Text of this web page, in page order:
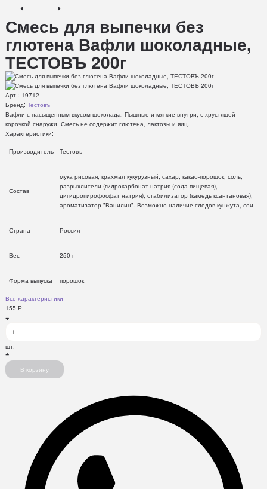
Смесь для выпечки без
глютена Вафли шоколадные,
ТЕСТОВЪ 200г
Арт.: 19712
Бренд: Тестовъ
Вафли с насыщенным вкусом шоколада. Пышные и мягкие внутри, с хрустящей
корочкой снаружи. Смесь не содержит глютена, лактозы и яиц.
Характеристики:
Производитель Тестовъ
Состав
мука рисовая, крахмал кукурузный, сахар, какао-порошок, соль,
разрыхлители (гидрокарбонат натрия (сода пищевая),
дигидропирофосфат натрия), стабилизатор (камедь ксантановая),
ароматизатор "Ванилин". Возможно наличие следов кунжута, сои.
Страна Россия
Вес 250 г
Форма выпуска порошок
Все характеристики
155 Р
шт.
В корзину